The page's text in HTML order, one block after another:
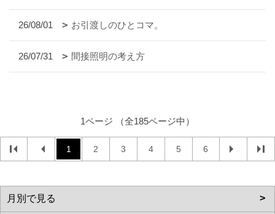
26/08/01 お引渡しのひとコマ。
26/07/31 間接照明の考え方
1ページ （全185ページ中）
1 2 3 4 5 6